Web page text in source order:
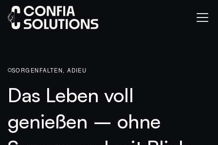
SORGENFALTEN, ADIEU
Das Leben voll
genießen – ohne